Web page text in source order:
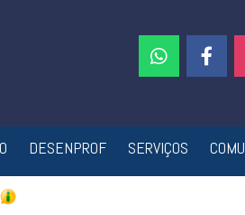
DESENPROF SERVIÇOS